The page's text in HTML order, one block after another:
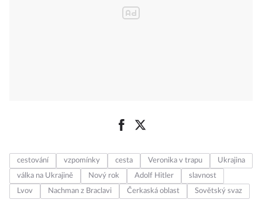
cestování vzpomínky cesta Veronika v trapu
Ukrajina
válka na Ukrajině
Nový rok Adolf Hitler
slavnost
Lvov
Nachman z Braclavi Čerkaská oblast Sovětský svaz